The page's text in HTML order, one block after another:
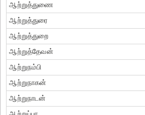
ஆற்றுத்துணை
ஆற்றுத்துரை
ஆற்றுத்துறை
ஆற்றுத்தேவன்
ஆற்றுநம்பி
ஆற்றுநாகன்
ஆற்றுநாடன்